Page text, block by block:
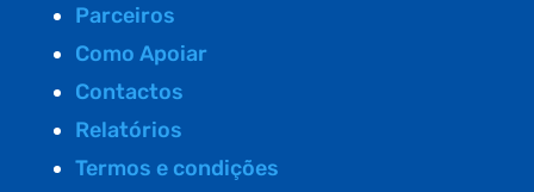
Parceiros
Como Apoiar
Contactos
Relatórios
Termos e condições